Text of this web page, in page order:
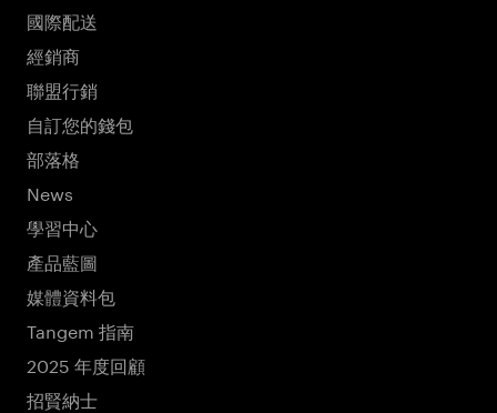
國際配送
經銷商
聯盟行銷
自訂您的錢包
部落格
News
學習中心
產品藍圖
媒體資料包
Tangem 指南
2025 年度回顧
招賢納士